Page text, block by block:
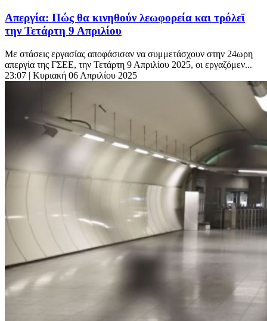
Απεργία: Πώς θα κινηθούν λεωφορεία και τρόλεϊ
την Τετάρτη 9 Απριλίου
Με στάσεις εργασίας αποφάσισαν να συμμετάσχουν στην 24ωρη
απεργία της ΓΣΕΕ, την Τετάρτη 9 Απριλίου 2025, οι εργαζόμεν...
23:07 | Κυριακή 06 Απριλίου 2025